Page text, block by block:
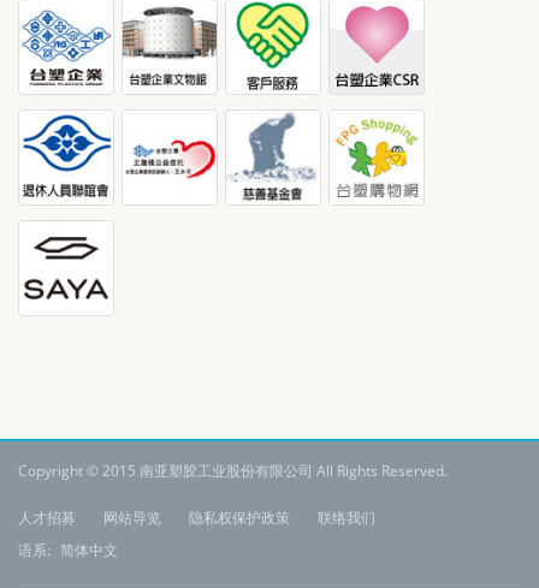
Copyright © 2015 南亚塑胶工业股份有限公司 All Rights Reserved.
人才招募 网站导览 隐私权保护政策
联络我们
语系: 简体中文